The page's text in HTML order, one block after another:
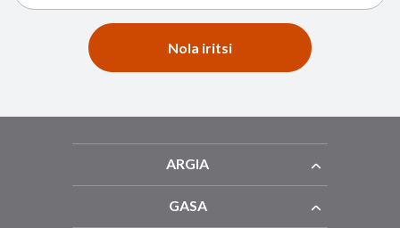
Nola iritsi
ARGIA
GASA